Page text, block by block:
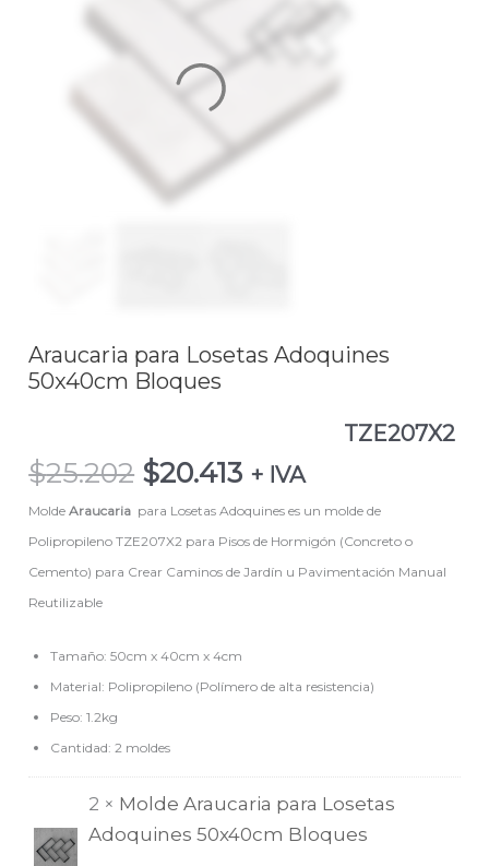
Araucaria para Losetas Adoquines
50x40cm Bloques
TZE207X2
$25.202
$25.202.
$20.413
$20.413.
+ IVA
MoldeAraucaria para Losetas Adoquines es un molde de
Polipropileno TZE207X2 para Pisos de Hormigón (Concreto o
Cemento) para Crear Caminos de Jardín u Pavimentación Manual
Reutilizable
Tamaño: 50cm x 40cm x 4cm
Material: Polipropileno (Polímero de alta resistencia)
Peso: 1.2kg
Cantidad: 2 moldes
2 × Molde Araucaria para Losetas
Adoquines 50x40cm Bloques
Losetas
Adoquines
BloquesTZE207X2
cantidad